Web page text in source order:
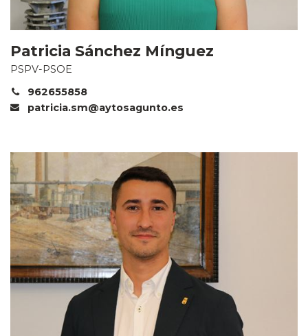
Patricia Sánchez Mínguez
PSPV-PSOE
962655858
patricia.sm@aytosagunto.es